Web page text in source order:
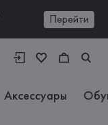
Перейти
Аксессуары